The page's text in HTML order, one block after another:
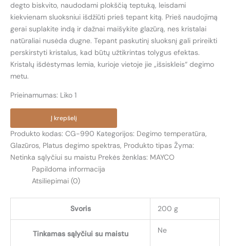
degto biskvito, naudodami plokščią teptuką, leisdami
kiekvienam sluoksniui išdžiūti prieš tepant kitą. Prieš naudojimą
gerai suplakite indą ir dažnai maišykite glazūrą, nes kristalai
natūraliai nusėda dugne. Tepant paskutinį sluoksnį gali prireikti
perskirstyti kristalus, kad būtų užtikrintas tolygus efektas.
Kristalų išdėstymas lemia, kurioje vietoje jie „išsiskleis“ degimo
metu.
Prieinamumas: Liko 1
kiekis:
CG-
990
ŽVAIGŽDĖTOS
NAKTIES
(STARRY
NIGHT)
Į krepšelį
Produkto kodas: CG-990 Kategorijos: Degimo temperatūra,
Glazūros, Platus degimo spektras, Produkto tipas Žyma:
Netinka sąlyčiui su maistu Prekės ženklas: MAYCO
Papildoma informacija
Atsiliepimai (0)
Svoris 200 g
Tinkamas sąlyčiui su maistu Ne